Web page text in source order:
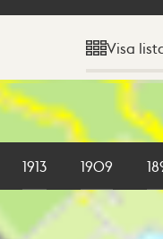
Visa
1913 1909